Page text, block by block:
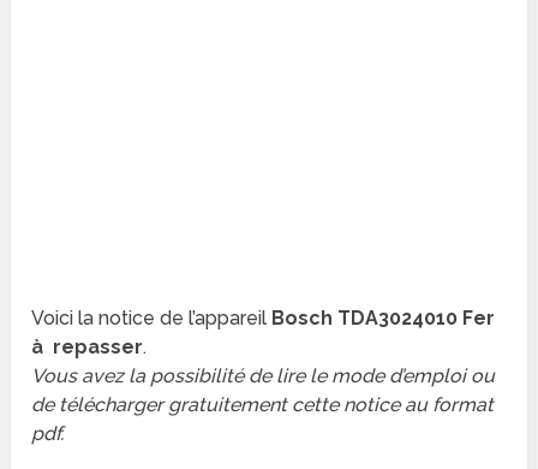
Voici la notice de l’appareil Bosch TDA3024010 Fer
à repasser.
Vous avez la possibilité de lire le mode d’emploi ou
de télécharger gratuitement cette notice au format
pdf.